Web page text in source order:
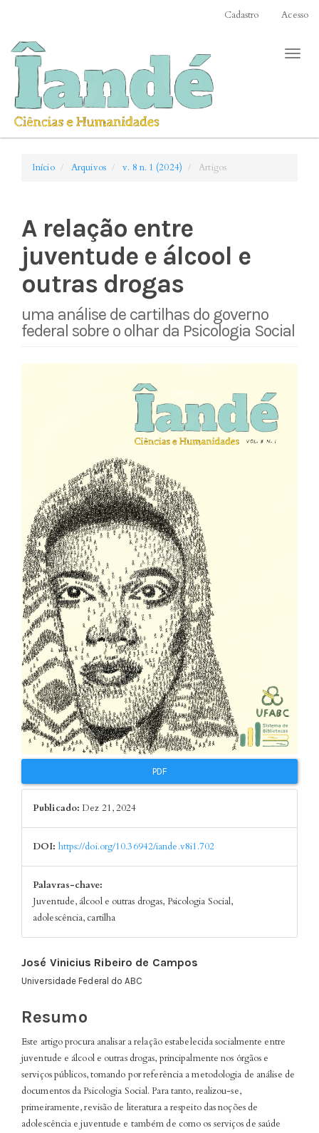
conteúdo
página
Navegação
Principal
principal
Cadastro Acesso
Início Arquivos v. 8 n. 1 (2024) Artigos
A relação entre
juventude e álcool e
outras drogas
uma análise de cartilhas do governo
federal sobre o olhar da Psicologia Social
PDF
Publicado: Dez 21, 2024
DOI: https://doi.org/10.36942/iande.v8i1.702
Palavras-chave:
Juventude, álcool e outras drogas, Psicologia Social,
adolescência, cartilha
Conteúdo
do
principal
José Vinicius Ribeiro de Campos
Universidade Federal do ABC
Resumo
Este artigo procura analisar a relação estabelecida socialmente entre
juventude e álcool e outras drogas, principalmente nos órgãos e
serviços públicos, tomando por referência a metodologia de análise de
documentos da Psicologia Social. Para tanto, realizou-se,
primeiramente, revisão de literatura a respeito das noções de
adolescência e juventude e também de como os serviços de saúde